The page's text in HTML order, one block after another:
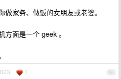
家务、做饭的女朋友或老婆。
方面是一个 geek 。
55
1